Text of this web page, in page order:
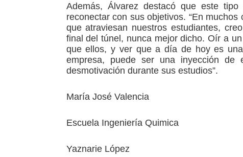
Además, Álvarez destacó que este
reconectar con sus objetivos. “En
que atraviesan nuestros estudiantes,
final del túnel, nunca mejor dicho. Oír a
que ellos, y ver que a día de hoy es
empresa, puede ser una inyección de
desmotivación durante sus estudios”.
María José Valencia
Escuela Ingeniería Quimica
Yaznarie López